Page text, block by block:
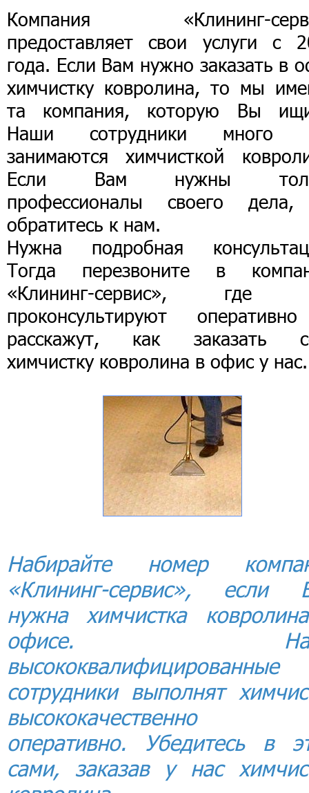
Компания «Клининг-
предоставляет свои услуги с
года. Если Вам нужно заказать в
химчистку ковролина, то мы
та компания, которую Вы
Наши сотрудники много
занимаются химчисткой
Если Вам нужны
профессионалы своего
обратитесь к нам.
Нужна подробная
Тогда перезвоните в
«Клининг-сервис», где
проконсультируют
расскажут, как заказать
химчистку ковролина в офис у нас.
Набирайте номер
«Клининг-сервис», если
нужна химчистка
офисе.
высококвалифицированные
сотрудники выполнят
оперативно. Убедитесь в
сами, заказав у нас